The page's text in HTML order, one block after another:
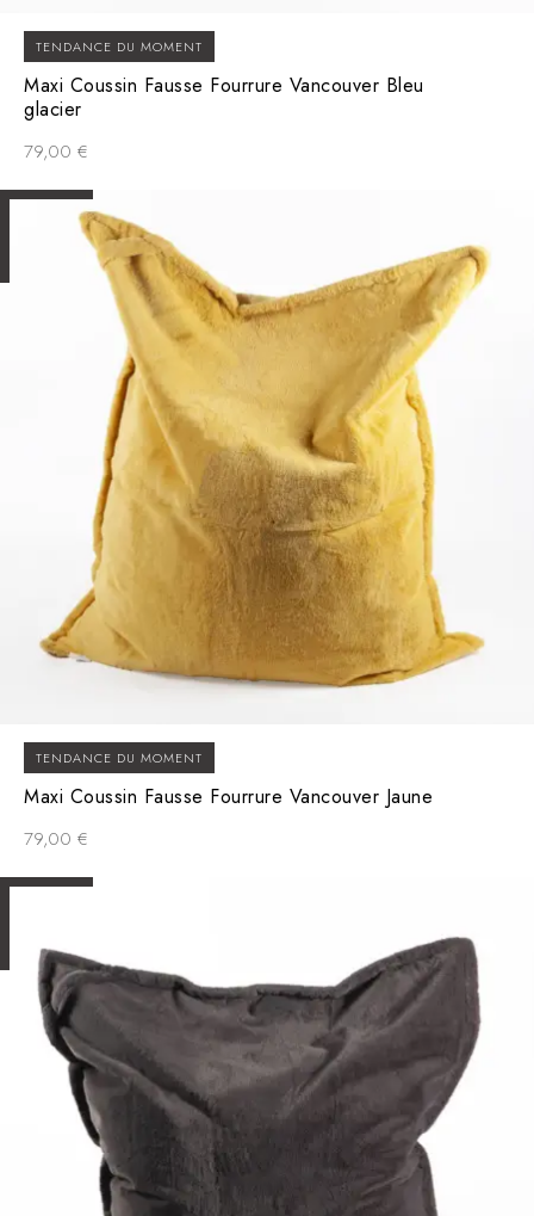
TENDANCE DU MOMENT
Maxi Coussin Fausse Fourrure Vancouver Bleu
glacier
79,00 €
TENDANCE DU MOMENT
Maxi Coussin Fausse Fourrure Vancouver Jaune
79,00 €